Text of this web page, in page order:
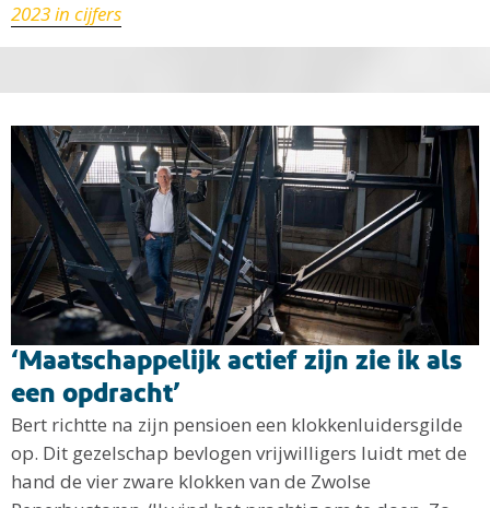
2023 in cijfers
‘Maatschappelijk actief zijn zie ik als
een opdracht’
Bert richtte na zijn pensioen een klokkenluidersgilde
op. Dit gezelschap bevlogen vrijwilligers luidt met de
hand de vier zware klokken van de Zwolse